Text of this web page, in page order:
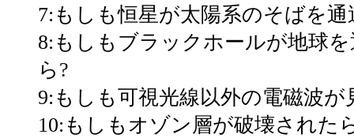
7:もしも恒星が太陽系のそばを通
8:もしもブラックホールが地球
ら?
9:もしも可視光線以外の電磁波が
10:もしもオゾン層が破壊された